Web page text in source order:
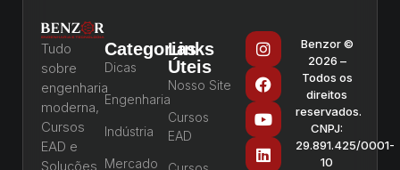
Tudo
sobre
engenharia
moderna,
Cursos
EAD e
Soluções
Categorias
Dicas
Engenharia
Indústria
Mercado
Links
Úteis
Nosso Site
Cursos
EAD
Benzor ©
2026 –
Todos os
direitos
reservados.
CNPJ:
29.891.425/0001-
10